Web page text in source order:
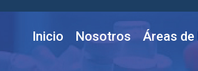
Inicio Nosotros Áreas